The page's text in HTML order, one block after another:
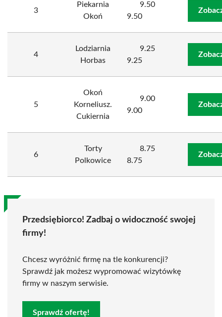
3
Piekarnia
Okoń
9.50
9.50
4
Lodziarnia
Horbas
9.25
9.25
5
Okoń
Korneliusz.
Cukiernia
9.00
9.00
6
Torty
Polkowice
8.75
8.75
Przedsiębiorco! Zadbaj o widoczność swojej
firmy!
Chcesz wyróżnić firmę na tle konkurencji?
Sprawdź jak możesz wypromować wizytówkę
firmy w naszym serwisie.
Sprawdź ofertę!